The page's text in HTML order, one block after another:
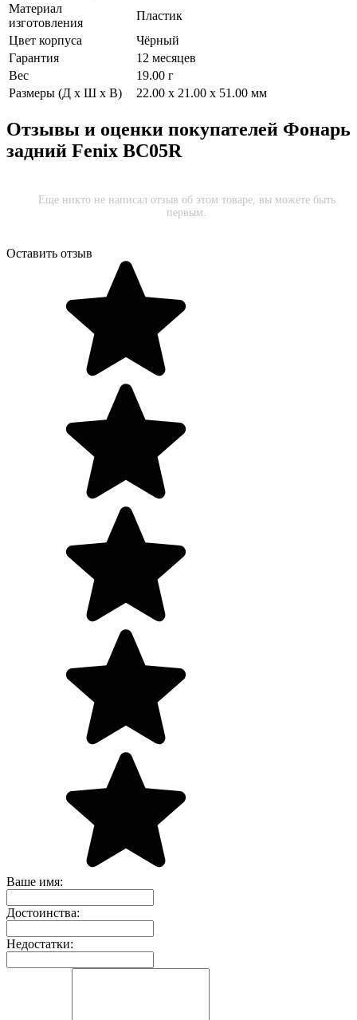
Материал
изготовления
Пластик
Цвет корпуса
Чёрный
Гарантия
12 месяцев
Вес
19.00 г
Размеры (Д х Ш х В)
22.00 x 21.00 x 51.00 мм
Отзывы и оценки покупателей Фонарь
задний Fenix BC05R
Еще никто не написал отзыв об этом товаре, вы можете быть
первым.
Оставить отзыв
Ваше имя:
Достоинства:
Недостатки: